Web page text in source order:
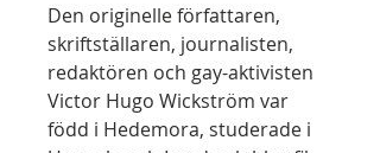
Den originelle författaren,
skriftställaren, journalisten,
redaktören och gay-aktivisten
Victor Hugo Wickström var
född i Hedemora, studerade i